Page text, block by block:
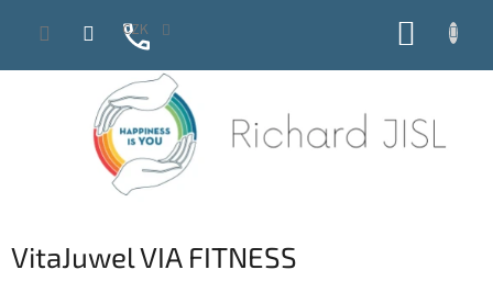
CZK
VitaJuwel VIA FITNESS